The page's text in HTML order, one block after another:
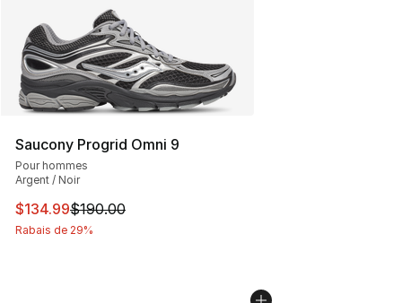
Saucony Progrid Omni 9
Pour hommes
Argent / Noir
Cet article est en solde. Le prix est passé de $190.00 à
$134.99$190.00
Rabais de 29%